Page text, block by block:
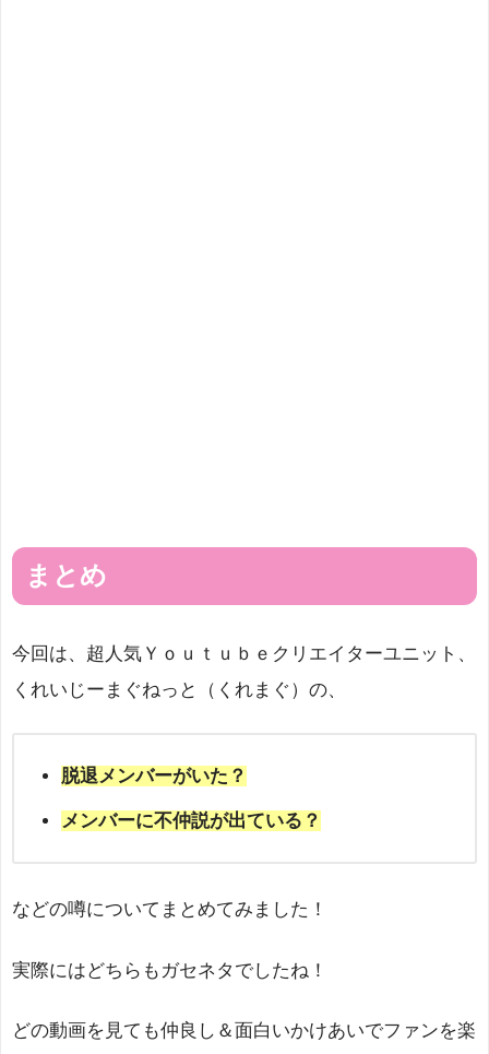
まとめ
今回は、超人気Ｙｏｕｔｕｂｅクリエイターユニット、
くれいじーまぐねっと（くれまぐ）の、
脱退メンバーがいた？
メンバーに不仲説が出ている？
などの噂についてまとめてみました！
実際にはどちらもガセネタでしたね！
どの動画を見ても仲良し＆面白いかけあいでファンを楽